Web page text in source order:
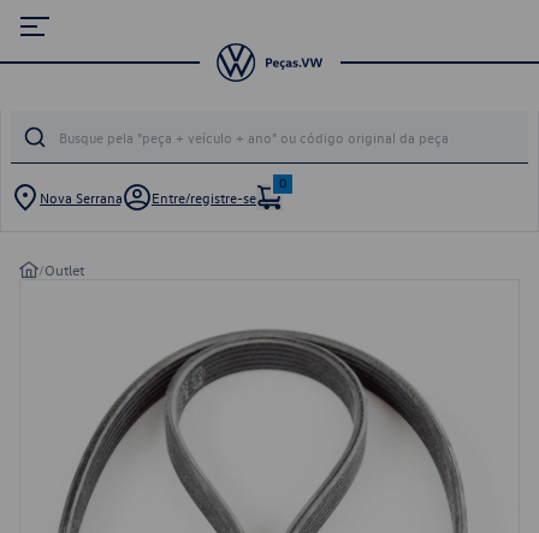
Nova Serrana Entre/registre-se
0
/Outlet